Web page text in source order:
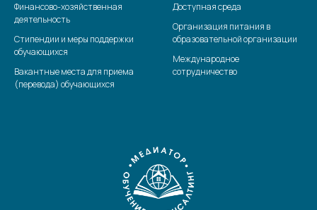
Финансово-хозяйственная
деятельность
Стипендии и меры поддержки
обучающихся
Вакантные места для приема
(перевода) обучающихся
Доступная среда
Организация питания в
образовательной организации
Международное
сотрудничество